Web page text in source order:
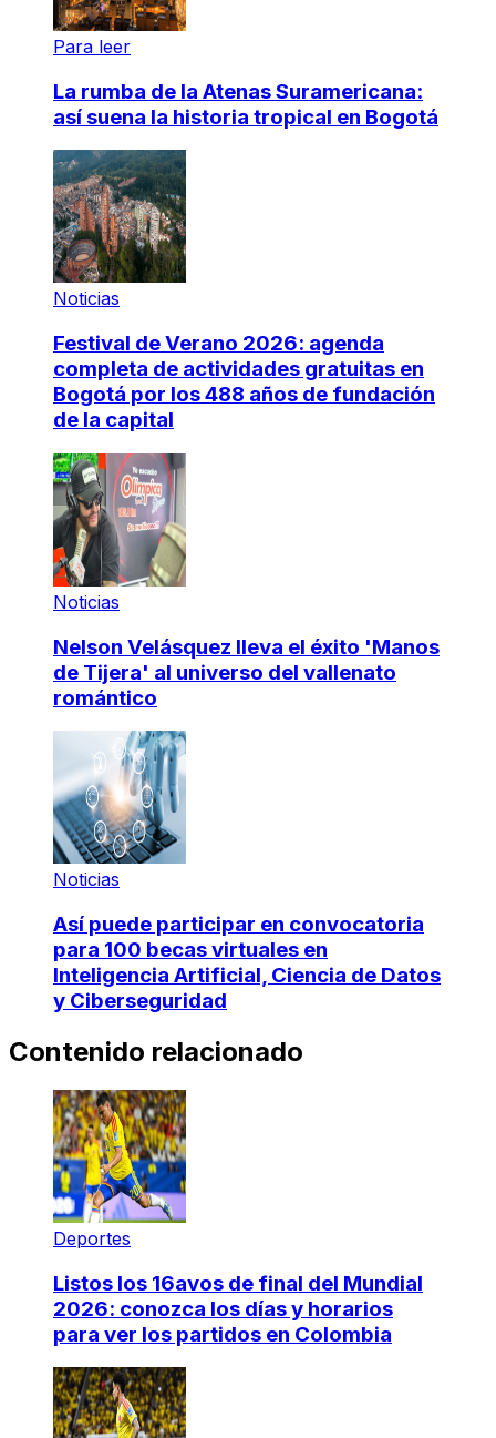
Para leer
La rumba de la Atenas Suramericana:
así suena la historia tropical en Bogotá
Noticias
Festival de Verano 2026: agenda
completa de actividades gratuitas en
Bogotá por los 488 años de fundación
de la capital
Noticias
Nelson Velásquez lleva el éxito 'Manos
de Tijera' al universo del vallenato
romántico
Noticias
Así puede participar en convocatoria
para 100 becas virtuales en
Inteligencia Artificial, Ciencia de Datos
y Ciberseguridad
Contenido relacionado
Deportes
Listos los 16avos de final del Mundial
2026: conozca los días y horarios
para ver los partidos en Colombia